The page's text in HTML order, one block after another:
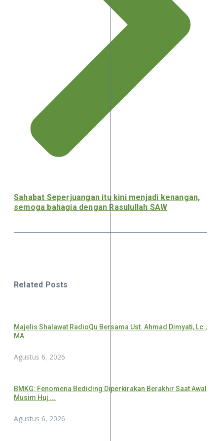
Sahabat Seperjuangan itu kini menjadi kenangan,
semoga bahagia dengan Rasulullah SAW
Related Posts
Majelis Shalawat RadioQu Bersama Ust. Ahmad Dimyati, Lc.,
MA
Agustus 6, 2026
BMKG: Fenomena Bediding Diperkirakan Berakhir Saat Awal
Musim Huj ...
Agustus 6, 2026